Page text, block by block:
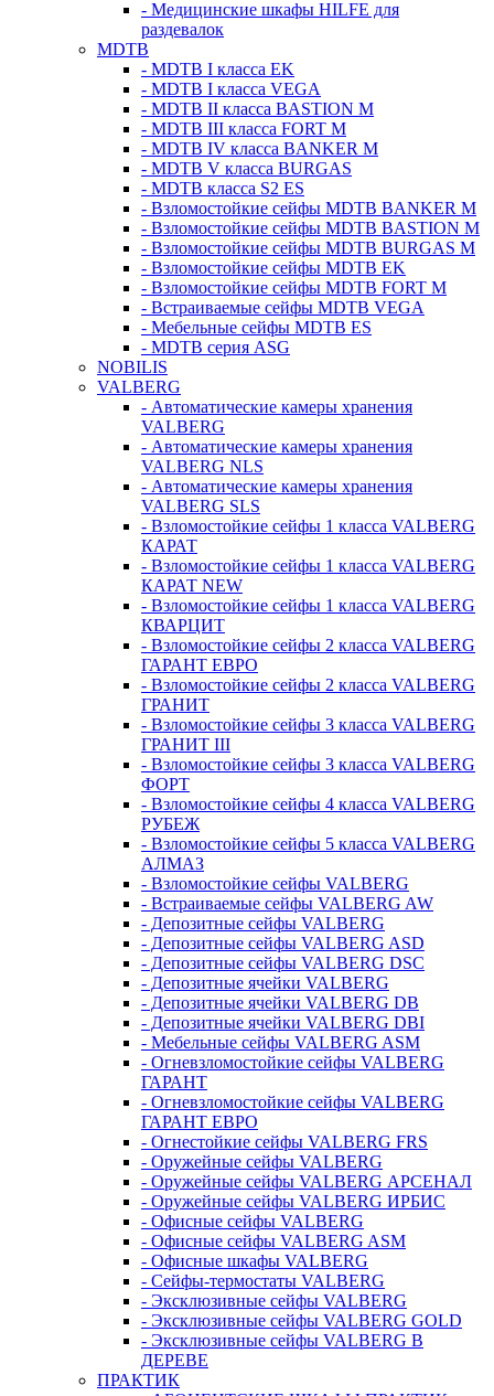
- Медицинские шкафы HILFE для
раздевалок
MDTB
- MDTB I класса EK
- MDTB I класса VEGA
- MDTB II класса BASTION M
- MDTB III класса FORT M
- MDTB IV класса BANKER M
- MDTB V класса BURGAS
- MDTB класса S2 ES
- Взломостойкие сейфы MDTB BANKER M
- Взломостойкие сейфы MDTB BASTION M
- Взломостойкие сейфы MDTB BURGAS M
- Взломостойкие сейфы MDTB EK
- Взломостойкие сейфы MDTB FORT M
- Встраиваемые сейфы MDTB VEGA
- Мебельные сейфы MDTB ES
- MDTB серия ASG
NOBILIS
VALBERG
- Автоматические камеры хранения
VALBERG
- Автоматические камеры хранения
VALBERG NLS
- Автоматические камеры хранения
VALBERG SLS
- Взломостойкие сейфы 1 класса VALBERG
КАРАТ
- Взломостойкие сейфы 1 класса VALBERG
КАРАТ NEW
- Взломостойкие сейфы 1 класса VALBERG
КВАРЦИТ
- Взломостойкие сейфы 2 класса VALBERG
ГАРАНТ ЕВРО
- Взломостойкие сейфы 2 класса VALBERG
ГРАНИТ
- Взломостойкие сейфы 3 класса VALBERG
ГРАНИТ III
- Взломостойкие сейфы 3 класса VALBERG
ФОРТ
- Взломостойкие сейфы 4 класса VALBERG
РУБЕЖ
- Взломостойкие сейфы 5 класса VALBERG
АЛМАЗ
- Взломостойкие сейфы VALBERG
- Встраиваемые сейфы VALBERG AW
- Депозитные сейфы VALBERG
- Депозитные сейфы VALBERG ASD
- Депозитные сейфы VALBERG DSC
- Депозитные ячейки VALBERG
- Депозитные ячейки VALBERG DB
- Депозитные ячейки VALBERG DBI
- Мебельные сейфы VALBERG ASM
- Огневзломостойкие сейфы VALBERG
ГАРАНТ
- Огневзломостойкие сейфы VALBERG
ГАРАНТ ЕВРО
- Огнестойкие сейфы VALBERG FRS
- Оружейные сейфы VALBERG
- Оружейные сейфы VALBERG АРСЕНАЛ
- Оружейные сейфы VALBERG ИРБИС
- Офисные сейфы VALBERG
- Офисные сейфы VALBERG ASM
- Офисные шкафы VALBERG
- Сейфы-термостаты VALBERG
- Эксклюзивные сейфы VALBERG
- Эксклюзивные сейфы VALBERG GOLD
- Эксклюзивные сейфы VALBERG В
ДЕРЕВЕ
ПРАКТИК